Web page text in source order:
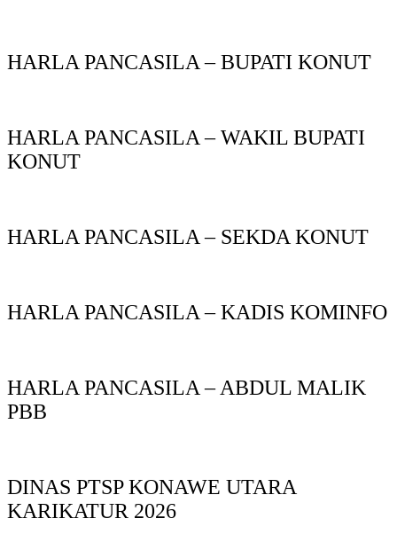
HARLA PANCASILA – BUPATI KONUT
HARLA PANCASILA – WAKIL BUPATI
KONUT
HARLA PANCASILA – SEKDA KONUT
HARLA PANCASILA – KADIS KOMINFO
HARLA PANCASILA – ABDUL MALIK
PBB
DINAS PTSP KONAWE UTARA
KARIKATUR 2026